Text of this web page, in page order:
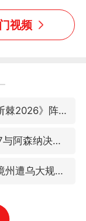
到外墙
视频
《披荆斩棘2026》阵容官宣
国足U17与阿森纳决赛取消 并列冠军
俄称边境州遭乌大规模袭击已致13伤